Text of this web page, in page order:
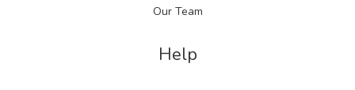
Our Team
Help